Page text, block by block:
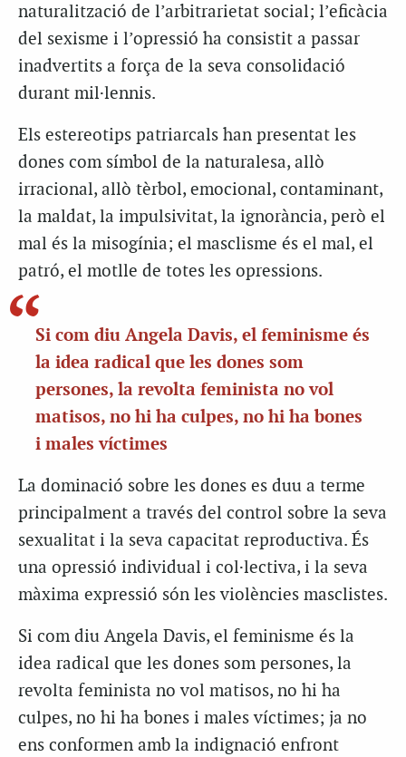
naturalització de l’arbitrarietat social; l’eficàcia
del sexisme i l’opressió ha consistit a passar
inadvertits a força de la seva consolidació
durant mil·lennis.
Els estereotips patriarcals han presentat les
dones com símbol de la naturalesa, allò
irracional, allò tèrbol, emocional, contaminant,
la maldat, la impulsivitat, la ignorància, però el
mal és la misogínia; el masclisme és el mal, el
patró, el motlle de totes les opressions.
Si com diu Angela Davis, el feminisme és
la idea radical que les dones som
persones, la revolta feminista no vol
matisos, no hi ha culpes, no hi ha bones
i males víctimes
La dominació sobre les dones es duu a terme
principalment a través del control sobre la seva
sexualitat i la seva capacitat reproductiva. És
una opressió individual i col·lectiva, i la seva
màxima expressió són les violències masclistes.
Si com diu Angela Davis, el feminisme és la
idea radical que les dones som persones, la
revolta feminista no vol matisos, no hi ha
culpes, no hi ha bones i males víctimes; ja no
ens conformen amb la indignació enfront